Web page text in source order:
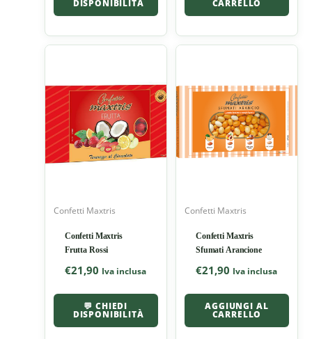
DISPONIBILITÀ CARRELLO
Confetti Maxtris
Confetti Maxtris
Frutta Rossi
€21,90 Iva inclusa
💬 CHIEDI
DISPONIBILITÀ
Confetti Maxtris
Confetti Maxtris
Sfumati Arancione
€21,90 Iva inclusa
AGGIUNGI AL
CARRELLO